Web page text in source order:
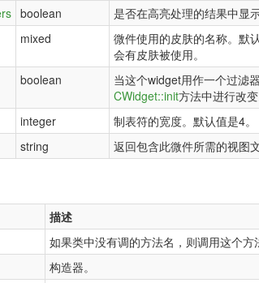
boolean 是否在高亮处理的结果中显
mixed
微件使用的皮肤的名称。默
会有皮肤被使用。
boolean
当这个widget用作一个过滤
CWidget::init方法中进行改
integer 制表符的宽度。默认值是4。
string 返回包含此微件所需的视图
描述
如果类中没有调的方法名，则调用这个方
构造器。